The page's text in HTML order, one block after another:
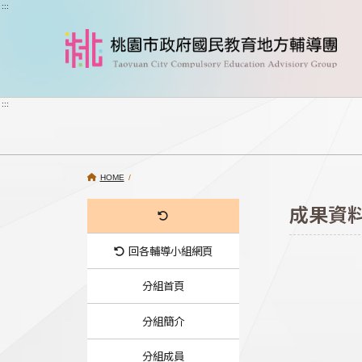
跳到主要內容
:::
:::
HOME /
回各輔導小組網頁
分組首頁
分組簡介
分組成員
成果資